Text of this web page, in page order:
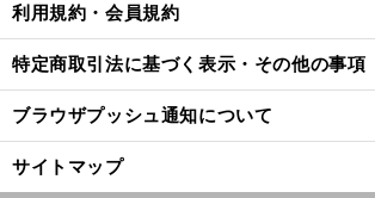
利用規約・会員規約
特定商取引法に基づく表示・その他の事項
ブラウザプッシュ通知について
サイトマップ